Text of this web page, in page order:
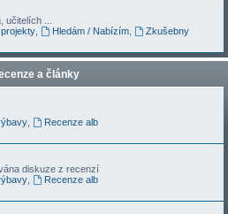
...
, Hledám / Nabízím,
Zkušebny
a články
,
Recenze alb
diskuze z recenzí
,
Recenze alb